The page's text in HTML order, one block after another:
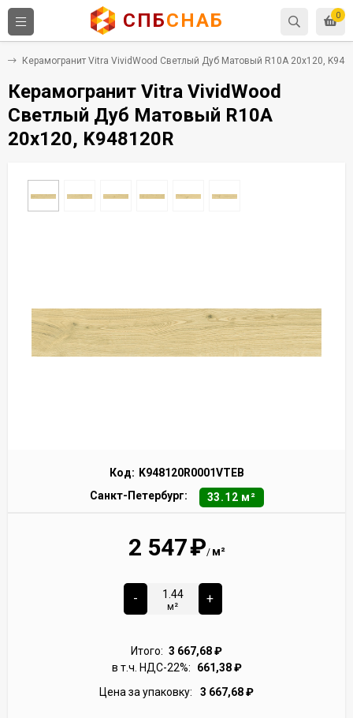
0
СПБСНАБ
Керамогранит Vitra VividWood Светлый Дуб Матовый R10A 20x120,
Керамогранит Vitra VividWood
Светлый Дуб Матовый R10A
20x120, K948120R
Код: K948120R0001VTEB
Санкт-Петербург:
33.12 м²
2 547₽/ м²
-
м²
+
Итого: 3 667,68₽
в т.ч. НДС-22%:
661,38₽
Цена за упаковку:
3 667,68₽